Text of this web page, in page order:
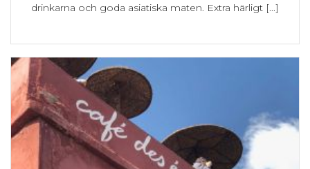
drinkarna och goda asiatiska maten. Extra härligt [...]